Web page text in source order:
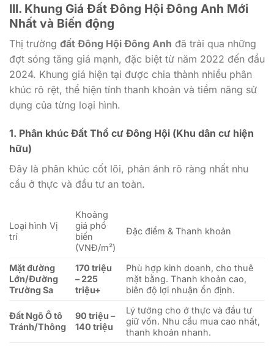
III. Khung Giá Đất Đông Hội Đông Anh Mới
Nhất và Biến động
Thị trường đất Đông Hội Đông Anh đã trải qua những
đợt sóng tăng giá mạnh, đặc biệt từ năm 2022 đến đầu
2024. Khung giá hiện tại được chia thành nhiều phân
khúc rõ rệt, thể hiện tính thanh khoản và tiềm năng sử
dụng của từng loại hình.
1. Phân khúc Đất Thổ cư Đông Hội (Khu dân cư hiện
hữu)
Đây là phân khúc cốt lõi, phản ánh rõ ràng nhất nhu
cầu ở thực và đầu tư an toàn.
Loại hình Vị
trí
Khoảng
giá phổ
biến
(VNĐ/m²)
Đặc điểm & Thanh khoản
Mặt đường
Lớn/Đường
Trường Sa
170 triệu
– 225
triệu+
Phù hợp kinh doanh, cho thuê
mặt bằng. Thanh khoản cao,
biên độ lợi nhuận ổn định.
Đất Ngõ Ô tô
Tránh/Thông
90 triệu –
140 triệu
Lý tưởng cho ở thực và đầu tư
giữ vốn. Nhu cầu mua cao nhất,
thanh khoản nhanh.